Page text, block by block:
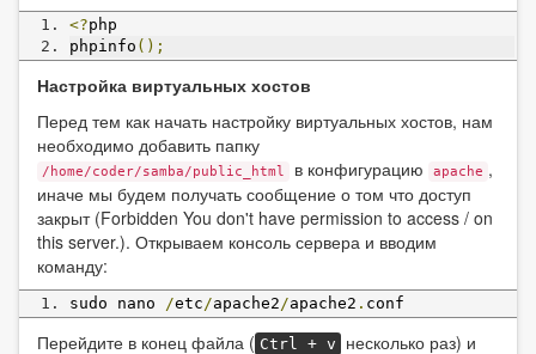
<?php
phpinfo ();
Настройка виртуальных хостов
Перед тем как начать настройку виртуальных хостов, нам
необходимо добавить папку
/home/coder/samba/public_html в конфигурацию apache ,
иначе мы будем получать сообщение о том что доступ
закрыт (Forbidden You don't have permission to access / on
this server.). Открываем консоль сервера и вводим
команду:
sudo nano /etc /apache2 /apache2 . conf
Перейдите в конец файла ( Ctrl + v
несколько раз) и